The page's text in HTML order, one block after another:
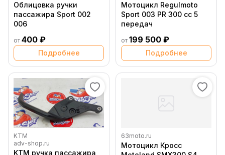
Облицовка ручки
пассажира Sport 002
006
от 400 ₽
Подробнее
Мотоцикл Regulmoto
Sport 003 PR 300 сс 5
передач
от 199 500 ₽
Подробнее
KTM
adv-shop.ru
KTM ручка пассажира
63moto.ru
Мотоцикл Кросс